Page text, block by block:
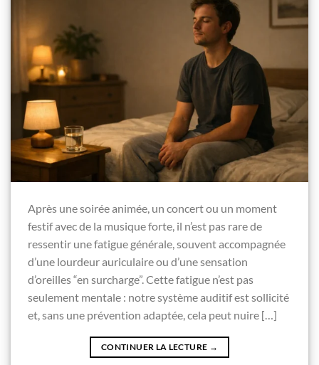
Après une soirée animée, un concert ou un moment
festif avec de la musique forte, il n’est pas rare de
ressentir une fatigue générale, souvent accompagnée
d’une lourdeur auriculaire ou d’une sensation
d’oreilles “en surcharge”. Cette fatigue n’est pas
seulement mentale : notre système auditif est sollicité
et, sans une prévention adaptée, cela peut nuire […]
CONTINUER LA LECTURE →